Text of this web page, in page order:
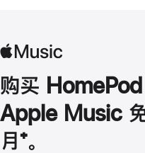
购买 HomePod
Apple Music
月 脚
⁺。